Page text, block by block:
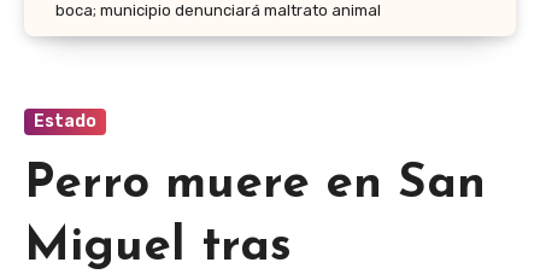
boca; municipio denunciará maltrato animal
Estado
Perro muere en San
Miguel tras